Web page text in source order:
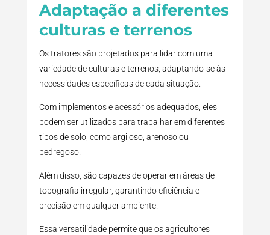
Adaptação a diferentes
culturas e terrenos
Os tratores são projetados para lidar com uma
variedade de culturas e terrenos, adaptando-se às
necessidades específicas de cada situação.
Com implementos e acessórios adequados, eles
podem ser utilizados para trabalhar em diferentes
tipos de solo, como argiloso, arenoso ou
pedregoso.
Além disso, são capazes de operar em áreas de
topografia irregular, garantindo eficiência e
precisão em qualquer ambiente.
Essa versatilidade permite que os agricultores